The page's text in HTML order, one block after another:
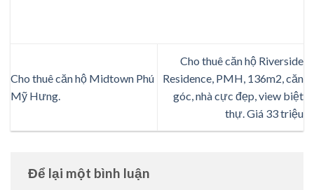
Cho thuê căn hộ Midtown Phú
Mỹ Hưng.
Cho thuê căn hộ Riverside
Residence, PMH, 136m2, căn
góc, nhà cực đẹp, view biệt
thự. Giá 33 triệu
Để lại một bình luận